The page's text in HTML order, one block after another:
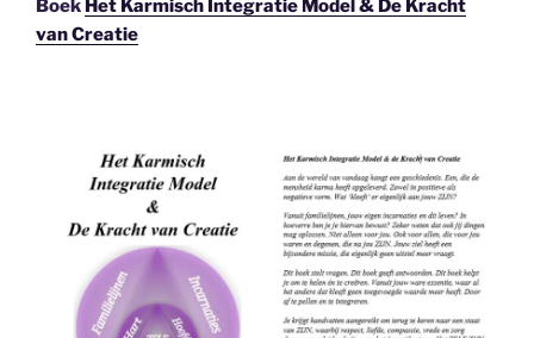
Boek Het Karmisch Integratie Model & De Kracht
van Creatie